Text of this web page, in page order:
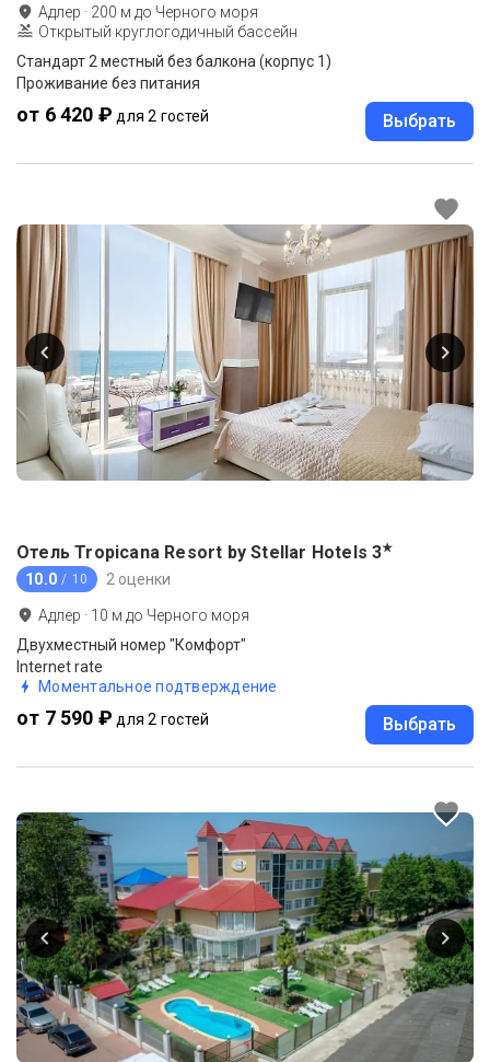
Адлер · 200 м до Черного моря
Открытый круглогодичный бассейн
Стандарт 2 местный без балкона (корпус 1)
Проживание без питания
от 6 420 ₽ для 2 гостей Выбрать
Отель Tropicana Resort by Stellar Hotels 3★
10.0 / 10 2 оценки
Адлер · 10 м до Черного моря
Двухместный номер "Комфорт"
Internet rate
Моментальное подтверждение
от 7 590 ₽ для 2 гостей Выбрать